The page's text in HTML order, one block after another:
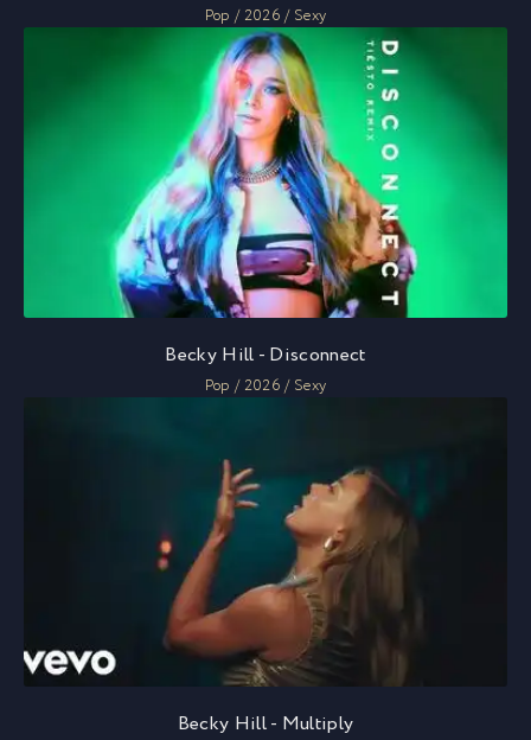
Pop / 2026 / Sexy
Becky Hill - Disconnect
Pop / 2026 / Sexy
Becky Hill - Multiply